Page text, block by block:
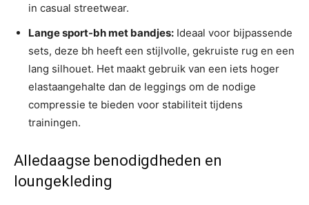
in casual streetwear.
Lange sport-bh met bandjes: Ideaal voor bijpassende
sets, deze bh heeft een stijlvolle, gekruiste rug en een
lang silhouet. Het maakt gebruik van een iets hoger
elastaangehalte dan de leggings om de nodige
compressie te bieden voor stabiliteit tijdens
trainingen.
Alledaagse benodigdheden en
loungekleding